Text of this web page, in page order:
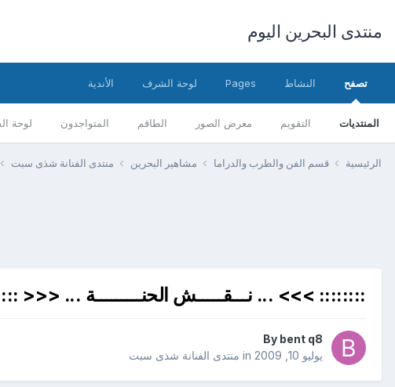
منتدى البحرين اليوم
تصفح
المنتديات التقويم معرض الصور الطاقم المتواجدون لوحة
النشاط Pages لوحة الشرف الأندية
الرئيسية قسم الفن والطرب والدراما مشاهير البحرين منتدى الفنانة شذى سبت
:::::::: >>> ... نـــقـــــش الحنـــــــــة ... <<<
By bent q8
يوليو 10, 2009
منتدى الفنانة شذى سبت